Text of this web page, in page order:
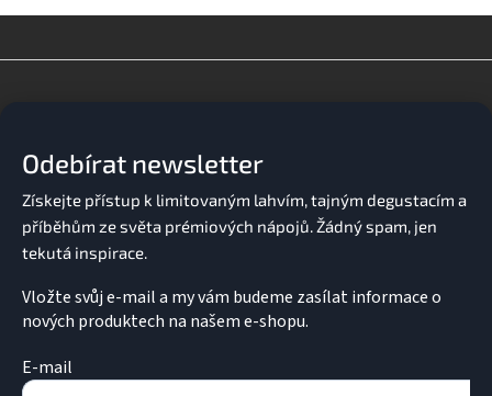
l
d
r
v
k
y
p
i
s
Odebírat newsletter
Vložte svůj e-mail a my vám budeme zasílat informace o
nových produktech na našem e-shopu.
E-mail